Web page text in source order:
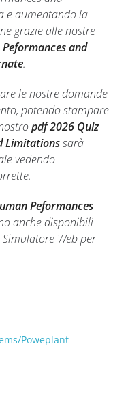
e aumentando la
grazie alle nostre
and
.
le nostre domande
potendo stampare
pdf 2026 Quiz
Limitationssarà
vedendo
Peformances
anche disponibili
Web per
Poweplant